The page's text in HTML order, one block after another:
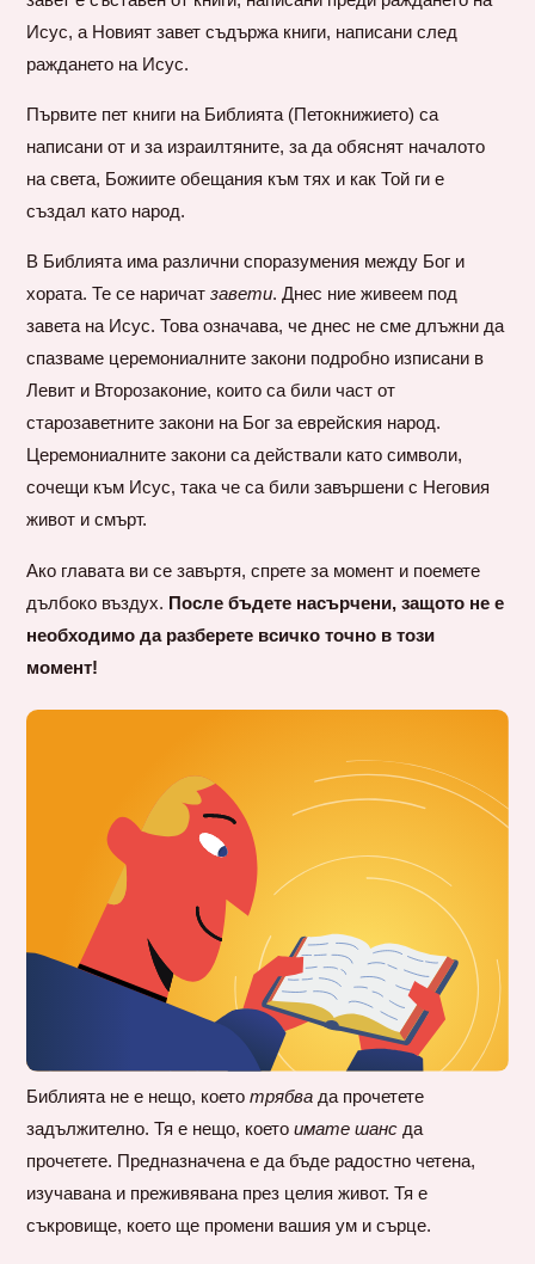
Исус, а Новият завет съдържа книги, написани след
раждането на Исус.
Първите пет книги на Библията (Петокнижието) са
написани от и за израилтяните, за да обяснят началото
на света, Божиите обещания към тях и как Той ги е
създал като народ.
В Библията има различни споразумения между Бог и
хората. Те се наричатзавети. Днес ние живеем под
завета на Исус. Това означава, че днес не сме длъжни да
спазваме церемониалните закони подробно изписани в
Левит и Второзаконие, които са били част от
старозаветните закони на Бог за еврейския народ.
Церемониалните закони са действали като символи,
сочещи към Исус, така че са били завършени с Неговия
живот и смърт.
Ако главата ви се завъртя, спрете за момент и поемете
дълбоко въздух. После бъдете насърчени, защото не е
необходимо да разберете всичко точно в този
момент!
Библията не е нещо, коетотрябва да прочетете
задължително. Тя е нещо, коетоимате шанс да
прочетете. Предназначена е да бъде радостно четена,
изучавана и преживявана през целия живот. Тя е
съкровище, което ще промени вашия ум и сърце.